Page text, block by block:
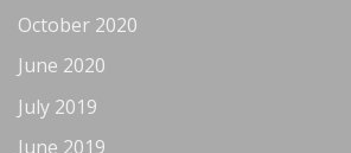
October 2020
June 2020
July 2019
June 2019